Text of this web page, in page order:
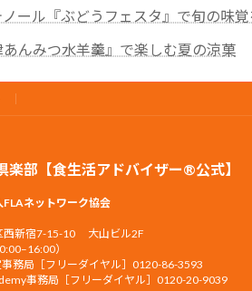
ノール『ぶどうフェスタ』で旬の味
あんみつ水羊羹』で楽しむ夏の涼菓
楽部【食生活アドバイザー®公式】
FLAネットワーク協会
西新宿7-15-10 大山ビル2F
）
務局［フリーダイヤル］0120-86-3593
事務局［フリーダイヤル］0120-20-9039